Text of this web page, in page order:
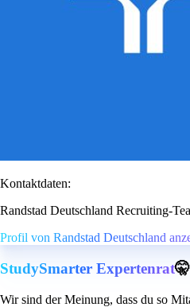
Kontaktdaten:
Randstad Deutschland Recruiting-
Profil von Randstad Deutschland
StudySmarter Expertenrat🤫
Wir sind der Meinung, dass du so